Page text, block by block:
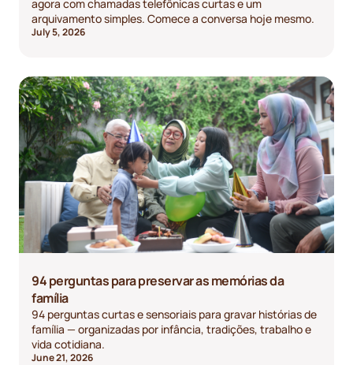
agora com chamadas telefônicas curtas e um
arquivamento simples. Comece a conversa hoje mesmo.
July 5, 2026
94 perguntas para preservar as memórias da
família
94 perguntas curtas e sensoriais para gravar histórias de
família — organizadas por infância, tradições, trabalho e
vida cotidiana.
June 21, 2026